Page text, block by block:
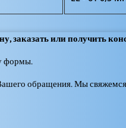
заказать или получить
формы.
обращения. Мы